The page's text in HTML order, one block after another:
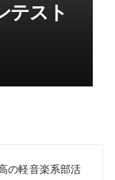
テスト
の軽音楽系部活